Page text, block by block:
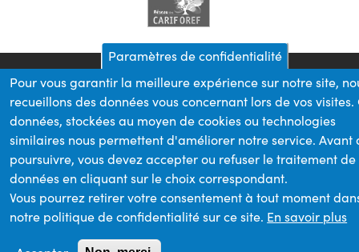
Paramètres de confidentialité
Pour vous garantir la meilleure expérience sur notre site,
recueillons des données vous concernant lors de vos visites.
données, stockées au moyen de cookies ou technologies
similaires nous permettent d'améliorer notre service. Avant
poursuivre, vous devez accepter ou refuser le traitement de
données en cliquant sur le choix correspondant.
Vous pourrez retirer votre consentement à tout moment
notre politique de confidentialité sur ce site. En savoir plus